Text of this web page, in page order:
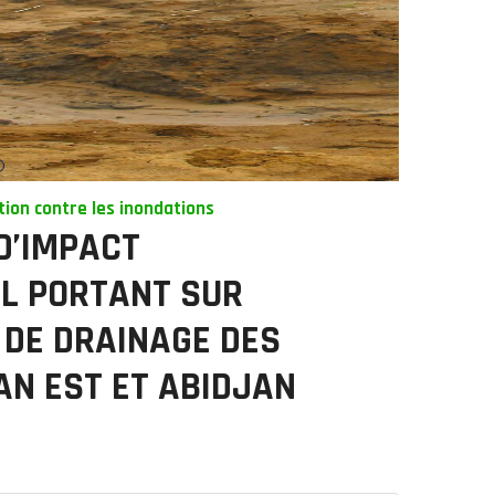
contre les inondations
PORTANT SUR
DRAINAGE DES
EST ET ABIDJAN